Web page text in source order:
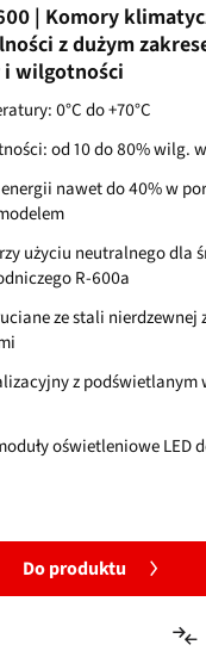
| Komory
z dużym
wilgotności
0°C do +70°C
od 10 do 80% wilg.
energii nawet do 40% w
użyciu neutralnego dla
R-600a
ze stali nierdzewnej
z podświetlanym
oświetleniowe LED
Do produktu